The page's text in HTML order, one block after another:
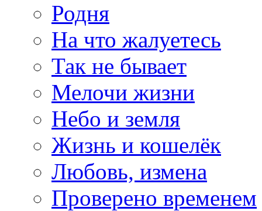
Родня
На что жалуетесь
Так не бывает
Мелочи жизни
Небо и земля
Жизнь и кошелёк
Любовь, измена
Проверено временем